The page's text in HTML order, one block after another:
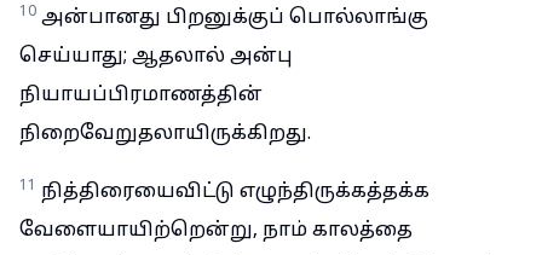
10 அன்பானது பிறனுக்குப் பொல்லாங்கு
செய்யாது; ஆதலால் அன்பு
நியாயப்பிரமாணத்தின்
நிறைவேறுதலாயிருக்கிறது.
11 நித்திரையைவிட்டு எழுந்திருக்கத்தக்க
வேளையாயிற்றென்று, நாம் காலத்தை